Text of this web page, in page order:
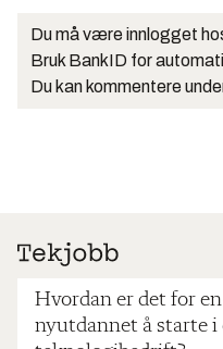
Du må være innlogget
Bruk BankID for
Du kan kommentere
Hvordan er det for en
nyutdannet å starte i